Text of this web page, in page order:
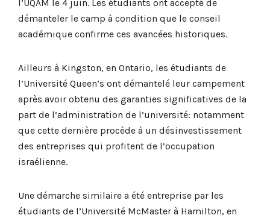
l’UQAM le 4 juin. Les étudiants ont accepté de
démanteler le camp à condition que le conseil
académique confirme ces avancées historiques.
Ailleurs à Kingston, en Ontario, les étudiants de
l’Université Queen’s ont démantelé leur campement
après avoir obtenu des garanties significatives de la
part de l’administration de l’université: notamment
que cette dernière procède à un désinvestissement
des entreprises qui profitent de l’occupation
israélienne.
Une démarche similaire a été entreprise par les
étudiants de l’Université McMaster à Hamilton, en